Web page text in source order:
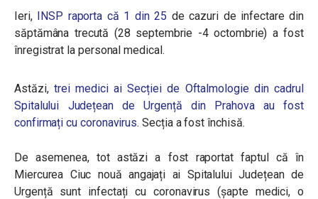
Ieri, INSP raporta că 1 din 25 de cazuri de infectare din
săptămâna trecută (28 septembrie -4 octombrie) a fost
înregistrat la personal medical.
Astăzi, trei medici ai Secției de Oftalmologie din cadrul
Spitalului Județean de Urgență din Prahova au fost
confirmați cu coronavirus. Secția a fost închisă.
De asemenea, tot astăzi a fost raportat faptul că în
Miercurea Ciuc nouă angajați ai Spitalului Județean de
Urgență sunt infectați cu coronavirus (șapte medici, o